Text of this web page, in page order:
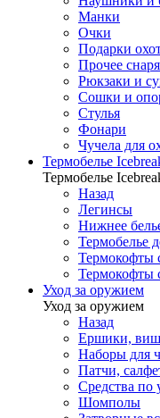
Манки
Очки
Подарки
Прочее
Рюкзаки и
Сошки и
Стулья
Фонари
Чучела для
Термобелье
Термобелье
Назад
Легинсы
Нижнее
Термобелье
Термокофты
Термокофты
Уход за оружием
Уход за оружием
Назад
Ершики,
Наборы для
Патчи,
Средства по
Шомполы